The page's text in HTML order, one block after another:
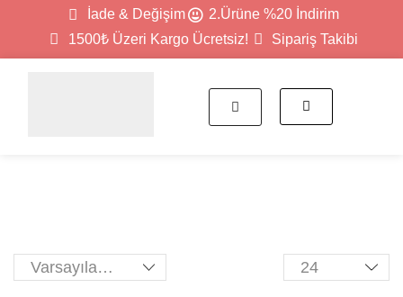
İade & Değişim
2.Ürüne %20 İndirim
1500₺ Üzeri Kargo Ücretsiz!
Sipariş Takibi